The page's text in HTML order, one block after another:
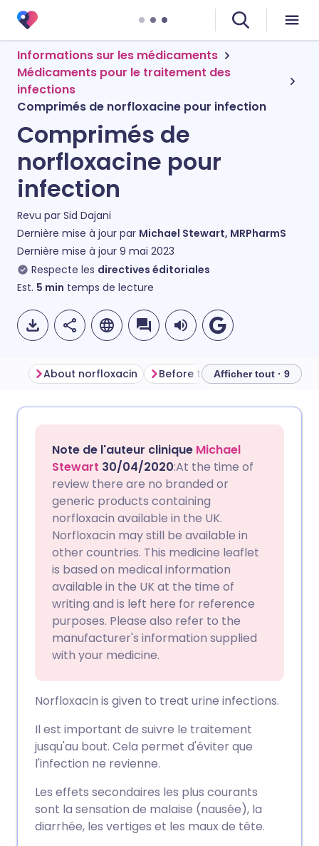
Informations sur les médicaments
Médicaments pour le traitement des
infections
Comprimés de norfloxacine pour infection
Comprimés de
norfloxacine pour
infection
Revu par Sid Dajani
Dernière mise à jour par Michael Stewart, MRPharmS
Dernière mise à jour 9 mai 2023
Respecte les directives éditoriales
Est. 5 min temps de lecture
Partager sur Facebook
Partager via LinkedIn
Partager via X
Partager via WhatsApp
Copier le lien
🇩🇪 Deutsch
🇪🇸 Español 🇫🇷 Français
🇮🇹 Italiano
🇮🇳 हिन्दी
🇸🇦 عربي
About norfloxacin Before taking norfloxacin
Afficher tout · 9
Note de l'auteur clinique Michael
Stewart 30/04/2020:At the time of
review there are no branded or
generic products containing
norfloxacin available in the UK.
Norfloxacin may still be available in
other countries. This medicine leaflet
is based on medical information
available in the UK at the time of
writing and is left here for reference
purposes. Please also refer to the
manufacturer's information supplied
with your medicine.
Norfloxacin is given to treat urine infections.
Il est important de suivre le traitement
jusqu'au bout. Cela permet d'éviter que
l'infection ne revienne.
Les effets secondaires les plus courants
sont la sensation de malaise (nausée), la
diarrhée, les vertiges et les maux de tête.